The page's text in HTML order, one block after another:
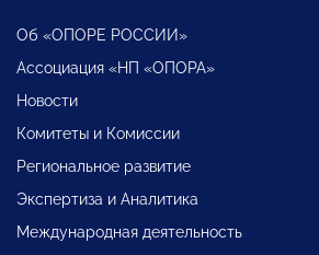
Об «ОПОРЕ РОССИИ»
Ассоциация «НП «ОПОРА»
Новости
Комитеты и Комиссии
Региональное развитие
Экспертиза и Аналитика
Международная деятельность